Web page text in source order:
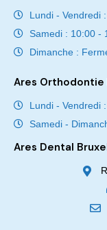
Lundi - Vendredi
Samedi : 10:00 -
Dimanche :
Ares Orthodontie
Lundi - Vendredi
Samedi -
Ares Dental